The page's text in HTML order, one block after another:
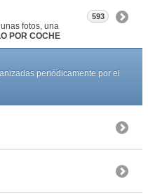
fotos, una
POR COCHE
593
periódicamente por el